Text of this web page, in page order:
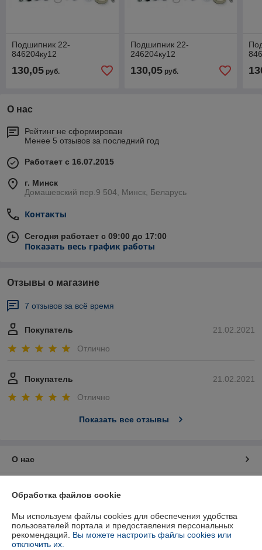
Подшипник 22-
846204ку12
130,05 руб.
Подшипник 22-
246204ку12
130,05руб.
О нас
Рейтинг не сформирован
Менее 5 отзывов за последний год
Работает с 16.07.2015
г. Минск
Домашевский пер.9 504, Минск, Беларусь
Контакты
Сегодня работает с 09:00 до 17:00
Показать весь график работы
Отзывы о магазине
7 отзывов за всё время
21.02.2021
Покупатель
Отлично
21.02.2021
Покупатель
Отлично
Показать все отзывы
О нас
Доставка и оплата
График работы
Обработка файлов cookie
Мы используем файлы cookies для обеспечения удобства
пользователей портала и предоставления персональных
рекомендаций. Вы можете настроить файлы cookies или
отключить их.